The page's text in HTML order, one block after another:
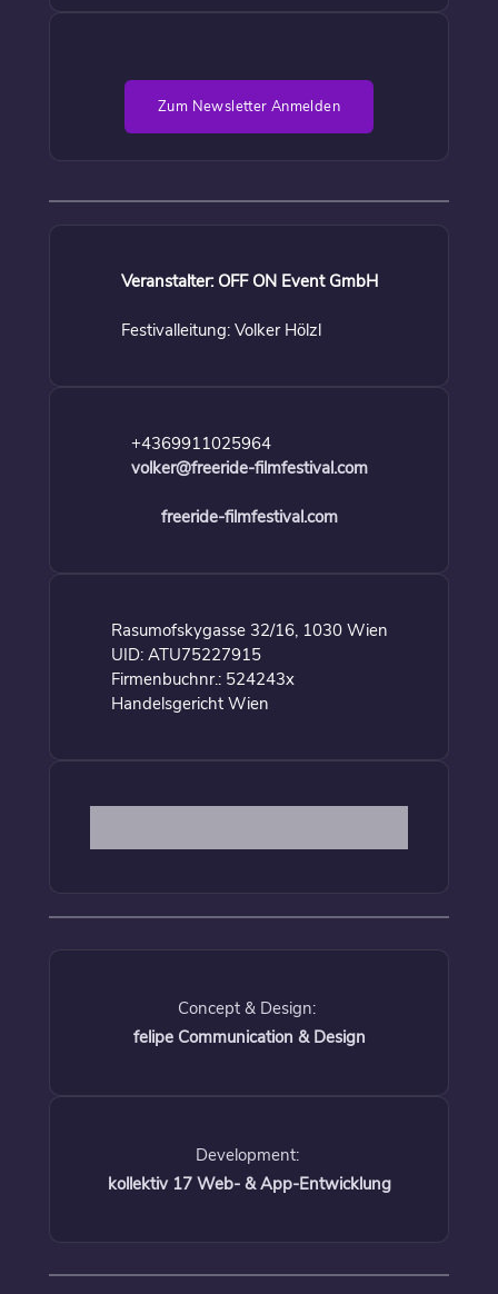
Zum Newsletter Anmelden
Veranstalter: OFF ON Event GmbH
Festivalleitung: Volker Hölzl
+4369911025964
volker@freeride-filmfestival.com
freeride-filmfestival.com
Rasumofskygasse 32/16, 1030 Wien
UID: ATU75227915
Firmenbuchnr.: 524243x
Handelsgericht Wien
Concept & Design:
felipe Communication & Design
Development:
kollektiv 17 Web- & App-Entwicklung